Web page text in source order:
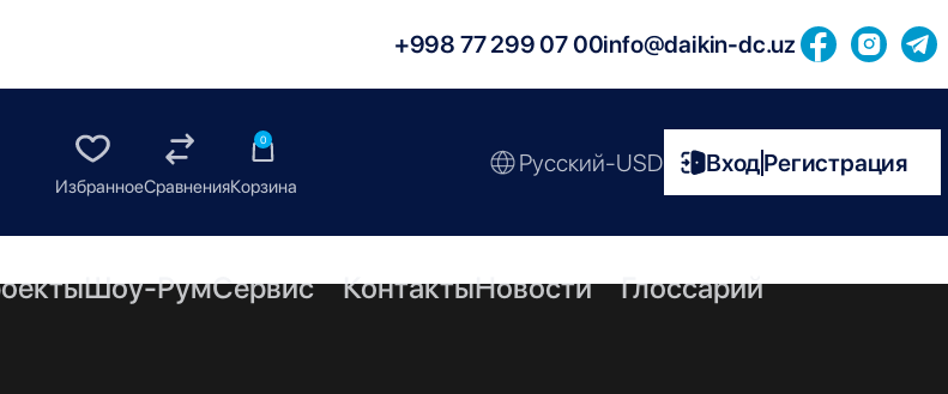
+998 77 299 07 00info@daikin-dc.uz
0
Русский-USD ВходРегистрация
Шоу-РумСервис КонтактыНовости Глоссарий